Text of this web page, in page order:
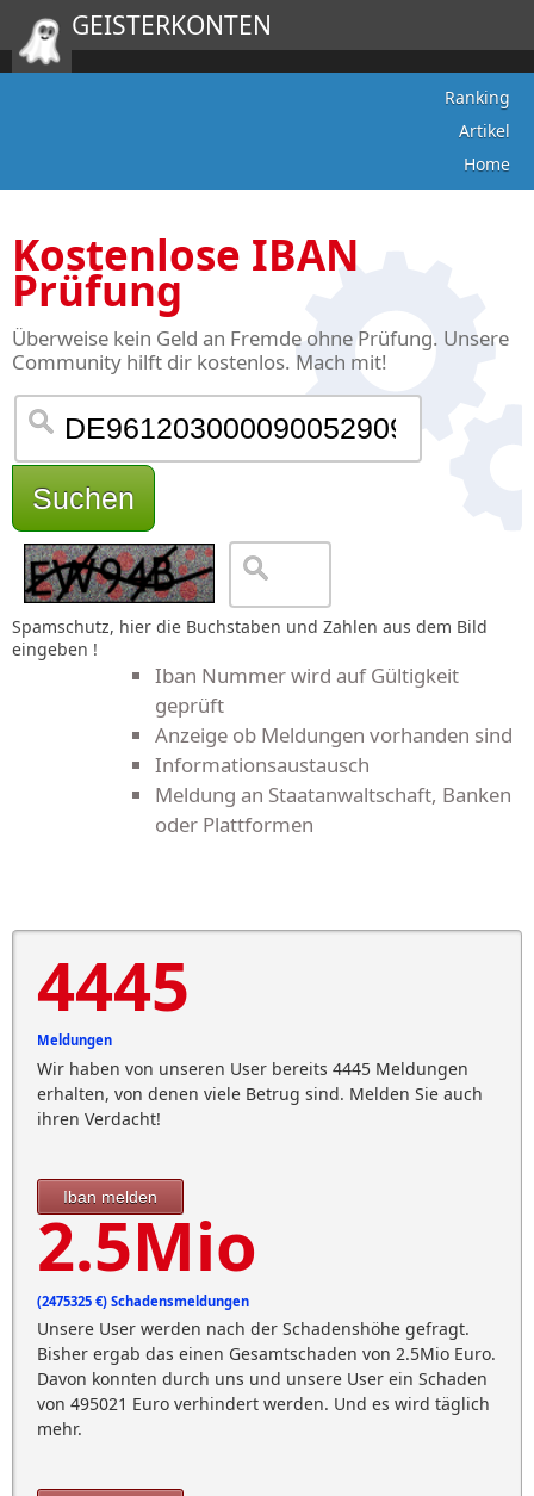
GEISTERKONTEN
Ranking
Artikel
Home
Kostenlose IBAN
Prüfung
Überweise kein Geld an Fremde ohne Prüfung. Unsere
Community hilft dir kostenlos. Mach mit!
Suchen
Spamschutz, hier die Buchstaben und Zahlen aus dem Bild
eingeben !
Iban Nummer wird auf Gültigkeit
geprüft
Anzeige ob Meldungen vorhanden sind
Informationsaustausch
Meldung an Staatanwaltschaft, Banken
oder Plattformen
4445
Meldungen
Wir haben von unseren User bereits 4445 Meldungen
erhalten, von denen viele Betrug sind. Melden Sie auch
ihren Verdacht!
Iban melden
2.5Mio
(2475325 €) Schadensmeldungen
Unsere User werden nach der Schadenshöhe gefragt.
Bisher ergab das einen Gesamtschaden von 2.5Mio Euro.
Davon konnten durch uns und unsere User ein Schaden
von 495021 Euro verhindert werden. Und es wird täglich
mehr.